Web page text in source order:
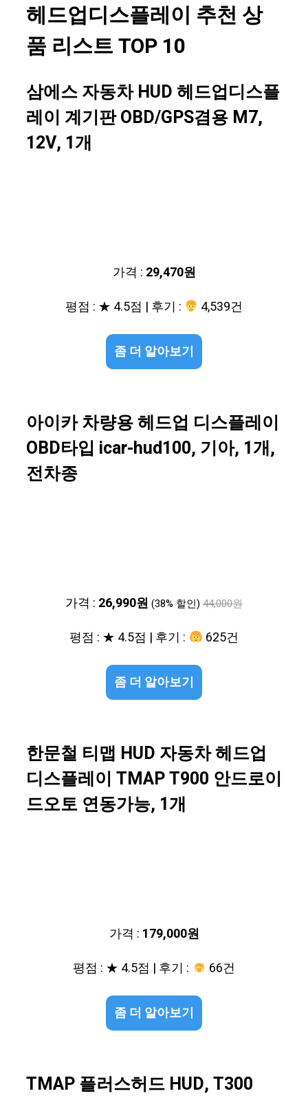
헤드업디스플레이 추천 상
품 리스트 TOP 10
삼에스 자동차 HUD 헤드업디스플
레이 계기판 OBD/GPS겸용 M7,
12V, 1개
가격 : 29,470원
평점 : ★ 4.5점 | 후기 :
4,539건
좀 더 알아보기
아이카 차량용 헤드업 디스플레이
OBD타입 icar-hud100, 기아, 1개,
전차종
가격 : 26,990원 (38% 할인) 44,000원
평점 : ★ 4.5점 | 후기 : 625건
좀 더 알아보기
한문철 티맵 HUD 자동차 헤드업
디스플레이 TMAP T900 안드로이
드오토 연동가능, 1개
가격 : 179,000원
평점 : ★ 4.5점 | 후기 :
66건
좀 더 알아보기
TMAP 플러스허드 HUD, T300